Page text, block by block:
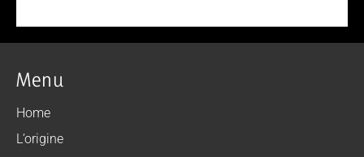
Menu
Home
L’origine